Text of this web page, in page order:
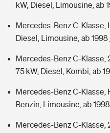
kW, Diesel, Limousine, ab
Mercedes-Benz C-Klasse,
Diesel, Limousine, ab 1998
Mercedes-Benz C-Klasse,
75 kW, Diesel, Kombi, ab
Mercedes-Benz C-Klasse,
Benzin, Limousine, ab 1998
Mercedes-Benz C-Klasse,